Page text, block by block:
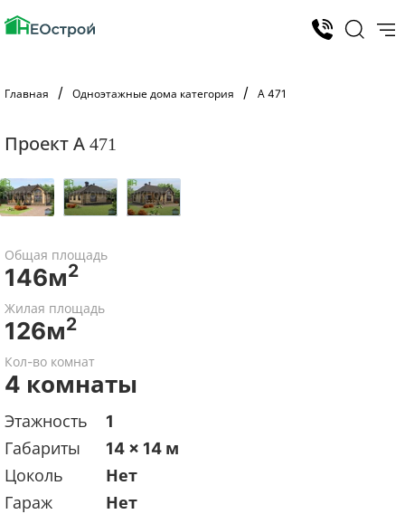
Главная Одноэтажные дома категория А 471
Проект А 471
Общая площадь
146м2
Жилая площадь
126м2
Кол-во комнат
4 комнаты
Этажность
1
Габариты
14 x 14 м
Цоколь
Нет
Гараж
Нет